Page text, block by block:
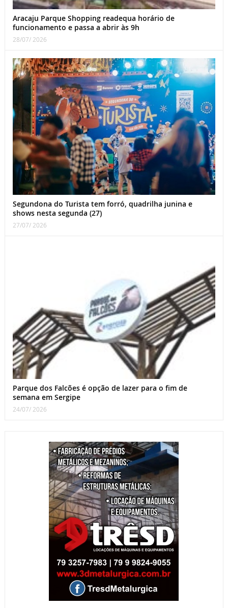
Aracaju Parque Shopping readequa horário de
funcionamento e passa a abrir às 9h
28/07/ 2026
Segundona do Turista tem forró, quadrilha junina e
shows nesta segunda (27)
27/07/ 2026
Parque dos Falcões é opção de lazer para o fim de
semana em Sergipe
24/07/ 2026